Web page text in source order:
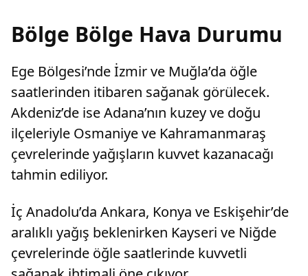
Bölge Bölge Hava Durumu
Ege Bölgesi’nde İzmir ve Muğla’da öğle
saatlerinden itibaren sağanak görülecek.
Akdeniz’de ise Adana’nın kuzey ve doğu
ilçeleriyle Osmaniye ve Kahramanmaraş
çevrelerinde yağışların kuvvet kazanacağı
tahmin ediliyor.
İç Anadolu’da Ankara, Konya ve Eskişehir’de
aralıklı yağış beklenirken Kayseri ve Niğde
çevrelerinde öğle saatlerinde kuvvetli